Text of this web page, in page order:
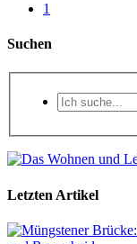
1
Suchen
Letzten Artikel